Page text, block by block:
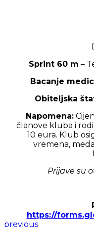
Sprint 60 m –
Bacanje
Obiteljska
Napomena:
članove kluba i
10 eura. Klub
vremena,
Prijave su
https://
previous